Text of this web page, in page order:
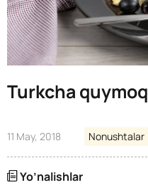
Turkcha quymoq
11 May, 2018 Nonushtalar
Yo’nalishlar